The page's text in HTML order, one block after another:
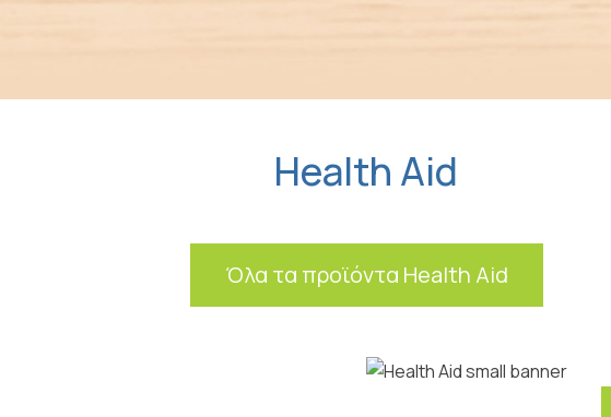
Health Aid
Όλα τα προϊόντα Health Aid